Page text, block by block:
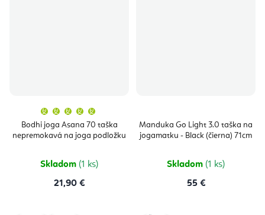
Bodhi joga Asana 70 taška
nepremokavá na joga podložku
produktu
je
5,0
Skladom (1 ks)
21,90 €
Manduka Go Light 3.0 taška na
jogamatku - Black (čierna) 71cm
Skladom (1 ks)
55 €